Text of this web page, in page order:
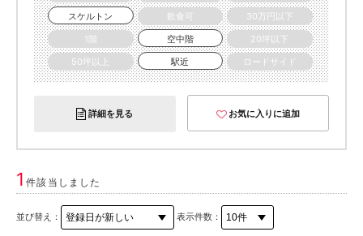
スケルトン
飲食可
30万円以下
1階
空中階
20坪以下
50坪以上
駅近 ロードサイド
詳細を見る お気に入りに追加
1件該当しました
並び替え： 表示件数：